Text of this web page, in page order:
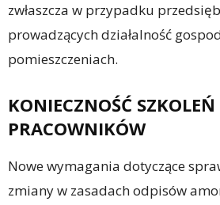
zwłaszcza w przypadku
prowadzących działalność
pomieszczeniach.
KONIECZNOŚĆ SZKOLEŃ
PRACOWNIKÓW
Nowe wymagania dotyczące
zmiany w zasadach odpisów